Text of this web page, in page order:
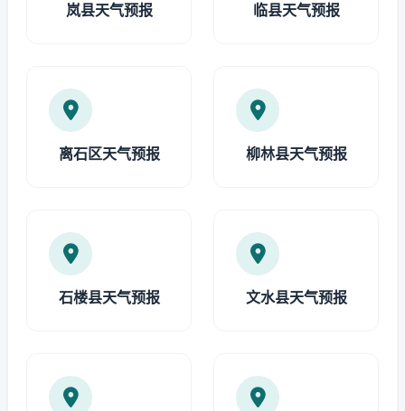
岚县天气预报 临县天气预报
离石区天气预报 柳林县天气预报
石楼县天气预报 文水县天气预报